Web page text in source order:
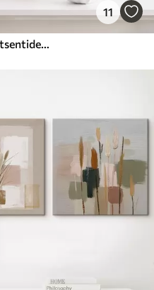
11
Abstraktne maastik kollaste aktsentidega, minimalistlik kompositsioon maast, veest ja taevast, vaoshoitud värvidega